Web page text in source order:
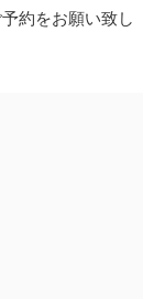
約をお願い致し